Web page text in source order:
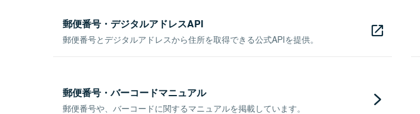
郵便番号・デジタルアドレスAPI
郵便番号とデジタルアドレスから住所を取得できる公式APIを提供。
郵便番号・バーコードマニュアル
郵便番号や、バーコードに関するマニュアルを掲載しています。